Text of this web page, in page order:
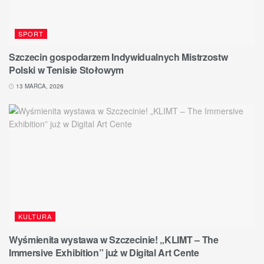
SPORT
Szczecin gospodarzem Indywidualnych Mistrzostw
Polski w Tenisie Stołowym
13 MARCA, 2026
KULTURA
Wyśmienita wystawa w Szczecinie! „KLIMT – The
Immersive Exhibition” już w Digital Art Cente